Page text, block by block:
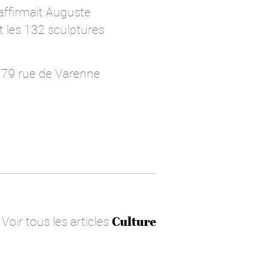
Auguste
les 132 sculptures
rue de Varenne
Voir tous les articles Culture